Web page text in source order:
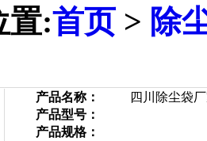
置:首页> 除
产品名称：
四川除尘袋
产品型号：
产品规格：